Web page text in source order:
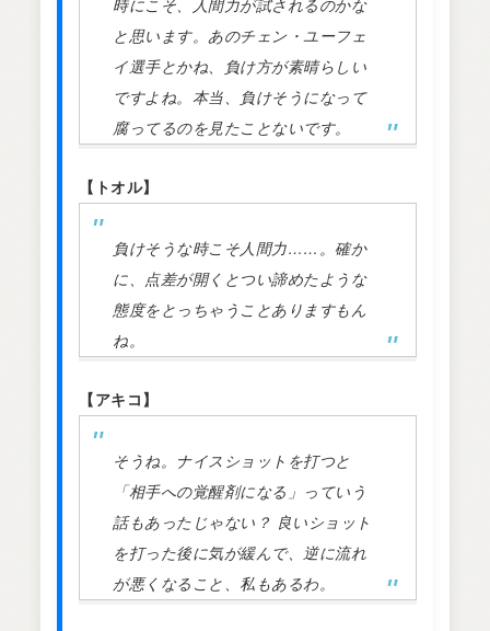
時にこそ、人間力が試されるのかな
と思います。あのチェン・ユーフェ
イ選手とかね、負け方が素晴らしい
ですよね。本当、負けそうになって
腐ってるのを見たことないです。
【トオル】
負けそうな時こそ人間力……。確か
に、点差が開くとつい諦めたような
態度をとっちゃうことありますもん
ね。
【アキコ】
そうね。ナイスショットを打つと
「相手への覚醒剤になる」っていう
話もあったじゃない？ 良いショット
を打った後に気が緩んで、逆に流れ
が悪くなること、私もあるわ。